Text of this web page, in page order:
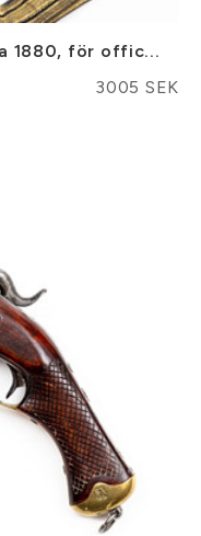
1880, för offic...
3005 SEK